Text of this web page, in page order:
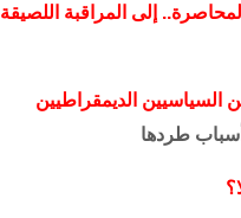
إلى المراقبة اللصيقة
السياسيين الديمقراطيين
طردها